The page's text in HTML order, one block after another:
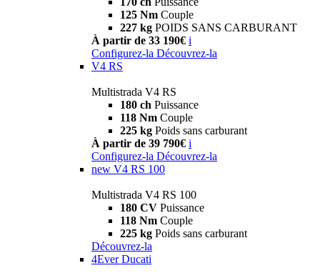
125 Nm Couple
227 kg POIDS SANS CARBURANT
À partir de 33 190€ i
Configurez-la Découvrez-la
V4 RS
Multistrada V4 RS
180 ch Puissance
118 Nm Couple
225 kg Poids sans carburant
À partir de 39 790€ i
Configurez-la Découvrez-la
new V4 RS 100
Multistrada V4 RS 100
180 CV Puissance
118 Nm Couple
225 kg Poids sans carburant
Découvrez-la
4Ever Ducati